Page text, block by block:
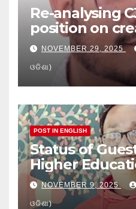
Re-analysing
position on
Issues and
NOVEMBER 29, 2025
ଓଡିଶା)
POST IN ENGLISH
Status of
Higher
NOVEMBER 9, 2025
ଓଡିଶା)